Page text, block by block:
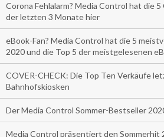
Corona Fehlalarm? Media Control hat die
der letzten 3 Monate hier
eBook-Fan? Media Control hat die 5
2020 und die Top 5 der meistgelesenen
COVER-CHECK: Die Top Ten Verkäufe
Bahnhofskiosken
Der Media Control Sommer-Bestseller
Media Control präsentiert den Sommerhit